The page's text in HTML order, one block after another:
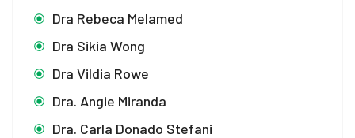
Dra Rebeca Melamed
Dra Sikia Wong
Dra Vildia Rowe
Dra. Angie Miranda
Dra. Carla Donado Stefani